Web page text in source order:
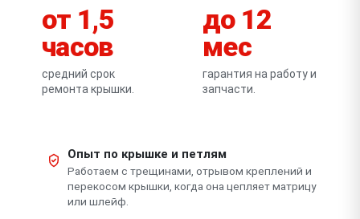
от 1,5
часов
средний срок
ремонта крышки.
до 12
мес
гарантия на работу и
запчасти.
Опыт по крышке и петлям
Работаем с трещинами, отрывом креплений и
перекосом крышки, когда она цепляет матрицу
или шлейф.